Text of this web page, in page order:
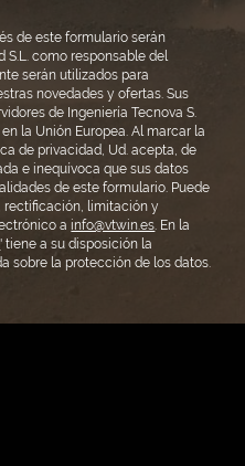
de este formulario serán
S.L. como responsable del
serán utilizados para
novedades y ofertas. Sus
de Ingeniería Tecnova S.
la Unión Europea. Al marcar la
de privacidad, Ud. acepta, de
e inequívoca que sus datos
de este formulario. Puede
rectificación, limitación y
a info@vtwin.es . En la
' tiene a su disposición la
sobre la protección de los datos.